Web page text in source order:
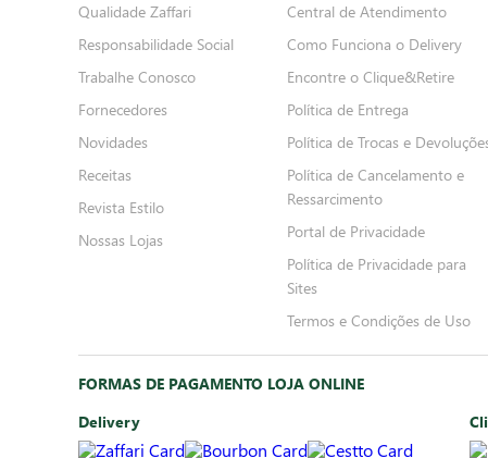
Qualidade Zaffari
Responsabilidade Social
Trabalhe Conosco
Fornecedores
Novidades
Receitas
Revista Estilo
Nossas Lojas
Central de Atendimento
Como Funciona o Delivery
Encontre o Clique&Retire
Política de Entrega
Política de Trocas e
Política de Cancelamento e
Ressarcimento
Portal de Privacidade
Política de Privacidade para
Sites
Termos e Condições de Uso
FORMAS DE PAGAMENTO LOJA ONLINE
Delivery